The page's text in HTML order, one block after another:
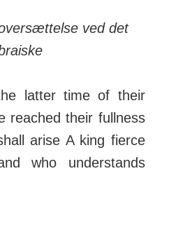
ved det
latter time of their
reached their full­ness
arise A king fierce
who under­stands